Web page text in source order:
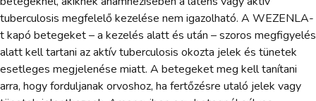
tuberculosis megfelelő kezelése nem igazolható. A WEZENLA-
t kapó betegeket – a kezelés alatt és után – szoros megfigyelés
alatt kell tartani az aktív tuberculosis okozta jelek és tünetek
esetleges megjelenése miatt. A betegeket meg kell tanítani
arra, hogy forduljanak orvoshoz, ha fertőzésre utaló jelek vagy